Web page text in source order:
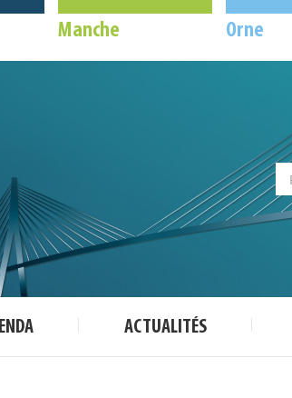
Manche Orne
ACTUALITÉS